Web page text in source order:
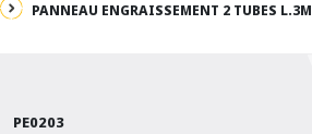
PANNEAU ENGRAISSEMENT 2 TUBES L.3M
PE0203